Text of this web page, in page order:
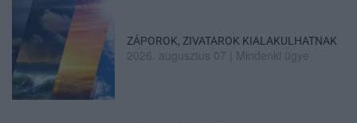
ZÁPOROK, ZIVATAROK KIALAKULHATNAK
2026. augusztus 07 Mindenki ügye